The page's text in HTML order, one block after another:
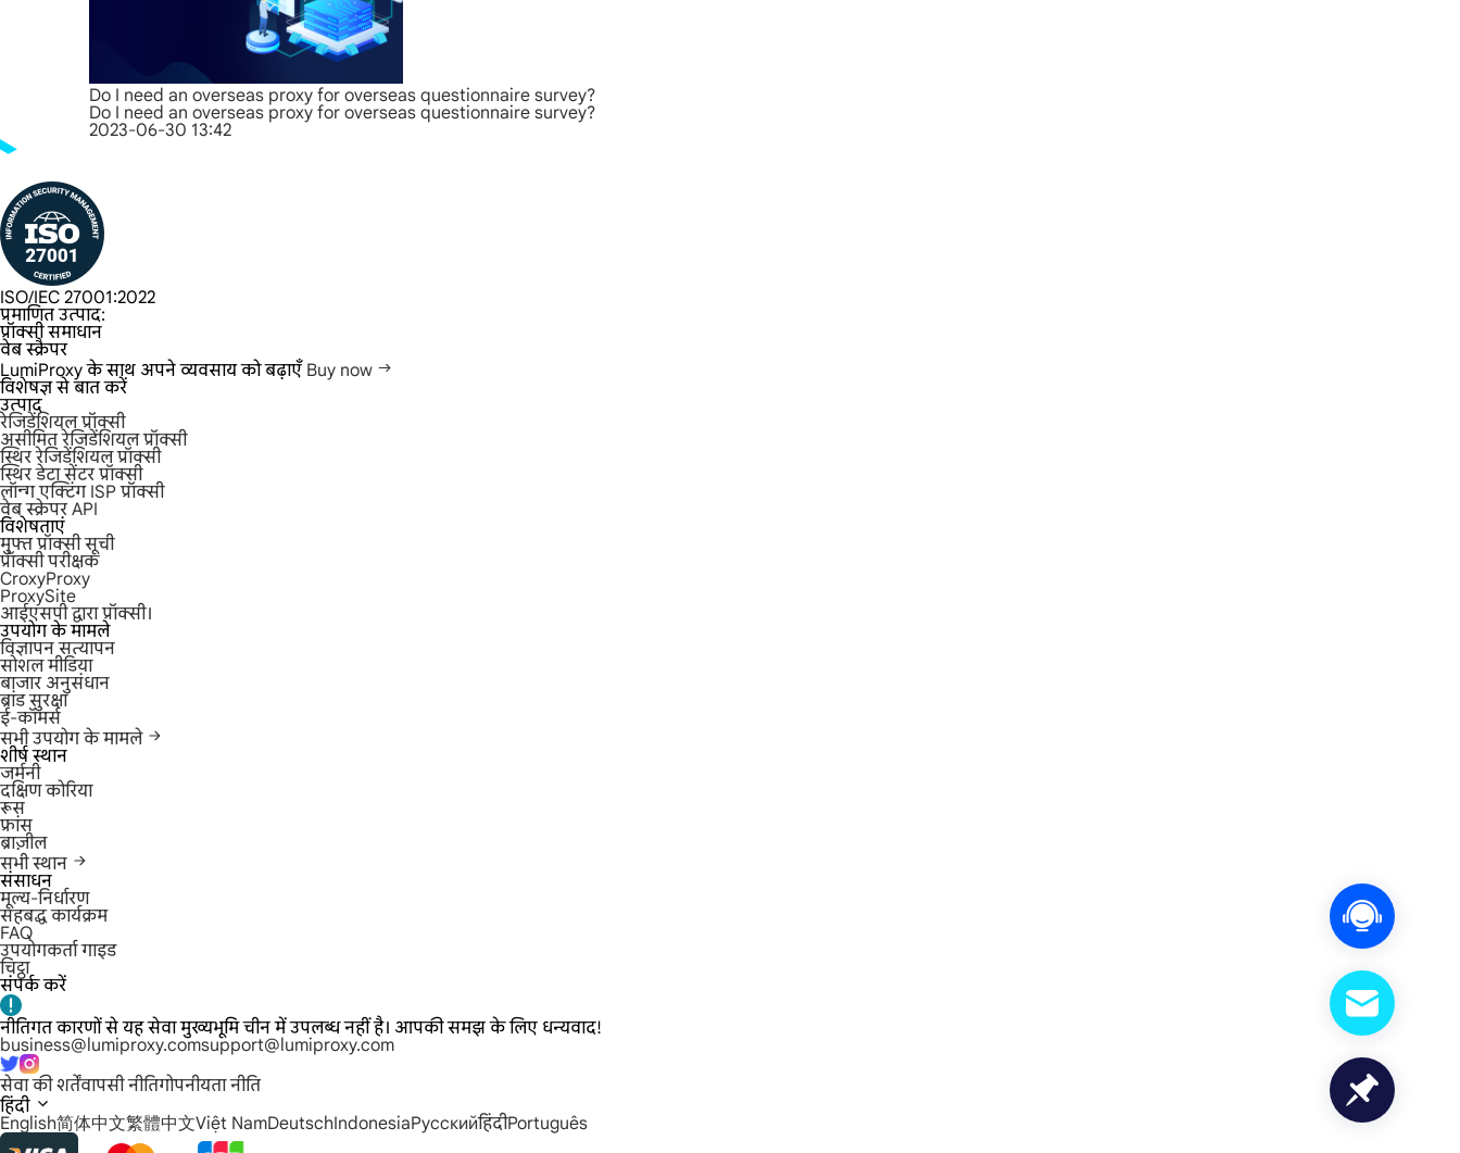
Do I need an overseas proxy for overseas questionnaire survey?
Do I need an overseas proxy for overseas questionnaire survey?
2023-06-30 13:42
ISO/IEC 27001:2022
प्रमाणित उत्पाद:
प्रॉक्सी समाधान
वेब स्क्रैपर
LumiProxy के साथ अपने व्यवसाय को बढ़ाएँ Buy now
विशेषज्ञ से बात करें
उत्पाद
रेजिडेंशियल प्रॉक्सी
असीमित रेजिडेंशियल प्रॉक्सी
स्थिर रेजिडेंशियल प्रॉक्सी
स्थिर डेटा सेंटर प्रॉक्सी
लॉन्ग एक्टिंग ISP प्रॉक्सी
वेब स्क्रेपर API
विशेषताएं
मुफ्त प्रॉक्सी सूची
प्रॉक्सी परीक्षक
CroxyProxy
ProxySite
आईएसपी द्वारा प्रॉक्सी।
उपयोग के मामले
विज्ञापन सत्यापन
सोशल मीडिया
बाजार अनुसंधान
ब्रांड सुरक्षा
ई-कॉमर्स
सभी उपयोग के मामले
शीर्ष स्थान
जर्मनी
दक्षिण कोरिया
रूस
फ्रांस
ब्राज़ील
सभी स्थान
संसाधन
मूल्य-निर्धारण
सहबद्ध कार्यक्रम
FAQ
उपयोगकर्ता गाइड
चिट्ठा
संपर्क करें
नीतिगत कारणों से यह सेवा मुख्यभूमि चीन में उपलब्ध नहीं है। आपकी समझ के लिए धन्यवाद!
business@lumiproxy.comsupport@lumiproxy.com
सेवा की शर्तेंवापसी नीतिगोपनीयता नीति
हिंदी
English简体中文繁體中文Việt NamDeutschIndonesiaРусскийहिंदीPortuguês